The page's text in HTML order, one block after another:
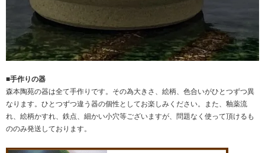
■手作りの器
森本陶苑の器は全て手作りです。その為大きさ、絵柄、色合いがひとつずつ異
なります。ひとつずつ違う器の個性としてお楽しみください。また、釉薬流
れ、絵柄かすれ、鉄点、細かい小穴等ございますが、問題なく使って頂けるも
ののみ発送しております。